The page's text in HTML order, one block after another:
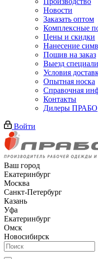
Новости
Заказать оптом
Комплексные
Цены и скидки
Нанесение
Пошив на заказ
Выезд
Условия
Опытная носка
Справочная
Контакты
Дилеры ПРАБО
Войти
Ваш город
Екатеринбург
Москва
Санкт-Петербург
Казань
Уфа
Екатеринбург
Омск
Новосибирск